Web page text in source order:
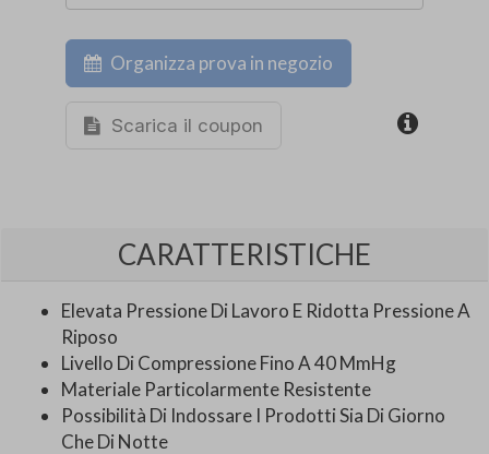
Organizza prova in negozio
Scarica il coupon
CARATTERISTICHE
Elevata Pressione Di Lavoro E Ridotta Pressione A
Riposo
Livello Di Compressione Fino A 40 MmHg
Materiale Particolarmente Resistente
Possibilità Di Indossare I Prodotti Sia Di Giorno
Che Di Notte